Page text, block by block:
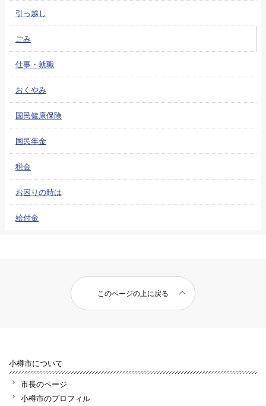
引っ越し
ごみ
仕事・就職
おくやみ
国民健康保険
国民年金
税金
お困りの時は
給付金
このページの上に戻る
小樽市について
市長のページ
小樽市のプロフィル